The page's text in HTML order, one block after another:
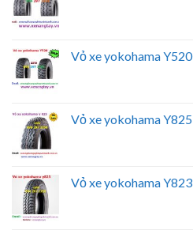
Vỏ xe yokohama Y520
Vỏ xe yokohama Y825
Vỏ xe yokohama Y823